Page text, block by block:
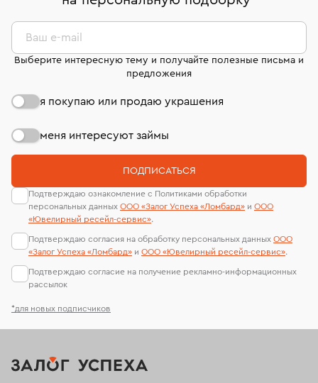
дней на возврат. Детальные условия возврата
комиссионных украшений и часов смотрите на
странице«Возврат украшений»
сертификаты МГУ и других геммологических
лабораторий
*для новых подписчиков
Ваш e-mail
Выберите интересную тему и получайте полезные письма и
предложения
я покупаю или продаю украшения
меня интересуют займы
ПОДПИСАТЬСЯ
Подтверждаю ознакомление с Политиками обработки
персональных данных ООО «Залог Успеха «Ломбард» и ООО
«Ювелирный ресейл-сервиc».
Подтверждаю согласия на обработку персональных данных ООО
«Залог Успеха «Ломбард» и ООО «Ювелирный ресейл-сервиc».
Подтверждаю согласие на получение рекламно-информационных
рассылок